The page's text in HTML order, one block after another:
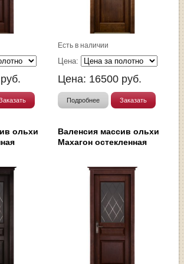
руб.
Есть в наличии
Цена:
Цена: 16500 руб.
Подробнее Заказать
ольхи
Валенсия массив ольхи
Махагон остекленная